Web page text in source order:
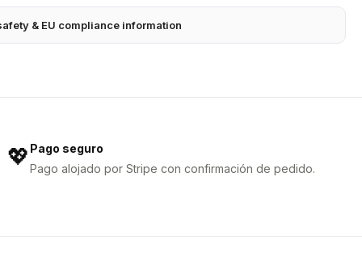
& EU compliance information
💖Pago seguro
Pago alojado por Stripe con confirmación de pedido.